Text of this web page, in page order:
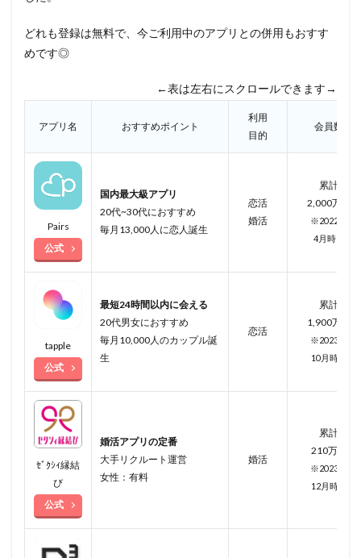
どれも登録は無料で、今ご利用中のアプリとの併用もおすす
めです◎
←表は左右にスクロールできます→
アプリ名 おすすめポイント
利用
目的
会員数
Pairs
公式
国内最大級アプリ
20代~30代におすすめ
毎月13,000人に恋人誕生
恋活
婚活
累計
2,000万人
※2022年
4月時点
tapple
公式
最短24時間以内に会える
20代男女におすすめ
毎月10,000人のカップル誕
生
恋活
累計
1,900万人
※2023年
10月時点
ｾﾞｸｼｨ縁結
び
公式
婚活アプリの定番
大手リクルート運営
女性：有料
婚活
累計
210万人
※2023年
12月時点